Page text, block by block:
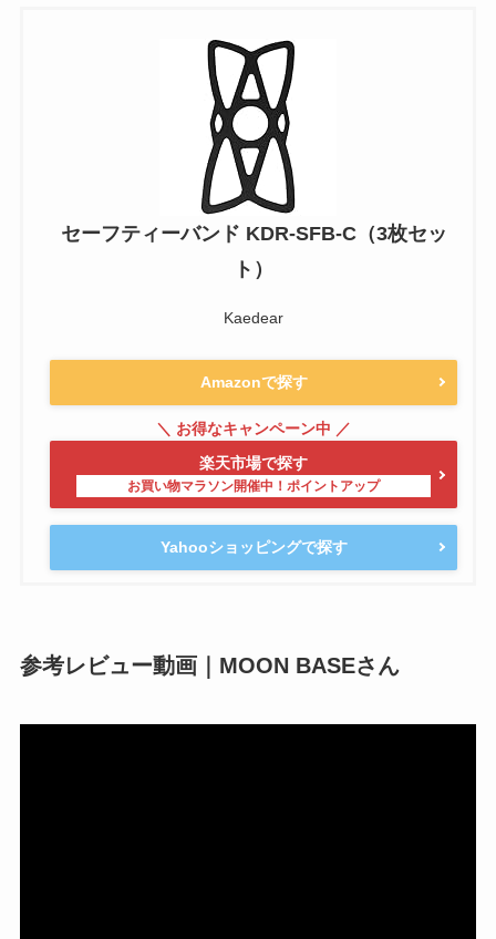
セーフティーバンド KDR-SFB-C（3枚セッ
ト）
Kaedear
Amazonで探す
楽天市場で探す
Yahooショッピングで探す
参考レビュー動画｜MOON BASEさん